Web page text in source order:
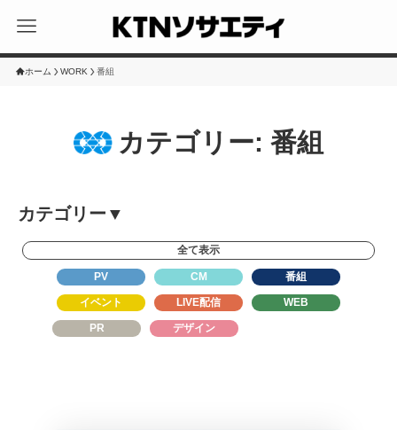
ホーム WORK 番組
カテゴリー: 番組
カテゴリー▼
全て表示
PV CM 番組
イベント LIVE配信 WEB
PR デザイン